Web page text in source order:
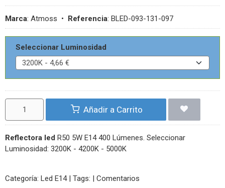
Marca: Atmoss • Referencia: BLED-093-131-097
Seleccionar Luminosidad
Añadir a Carrito
Reflectora led R50 5W E14 400 Lúmenes. Seleccionar
Luminosidad: 3200K - 4200K - 5000K
Categoría: Led E14| Tags: | Comentarios